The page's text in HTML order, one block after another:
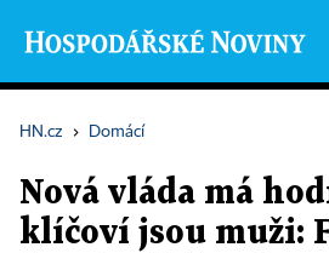
HN.cz › Domácí
Nová vláda má
klíčoví jsou muži: